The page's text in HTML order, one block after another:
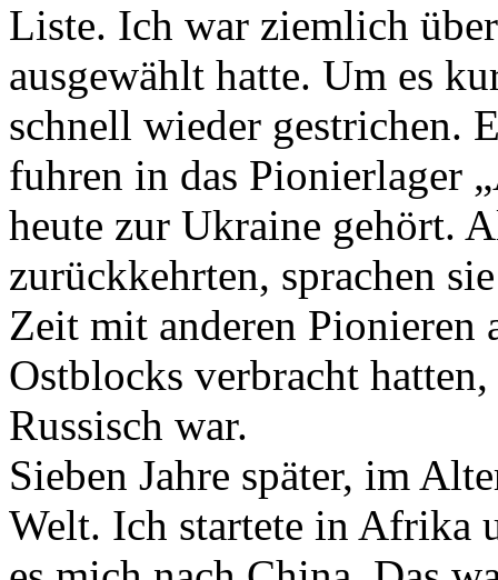
Liste. Ich war ziemlich
ausgewählt hatte. Um es
schnell wieder gestrichen.
fuhren in das Pionierlager
heute zur Ukraine gehört.
zurückkehrten, sprachen
Zeit mit anderen Pionieren
Ostblocks verbracht
Russisch war.
Sieben Jahre später, im
Welt. Ich startete in Afrika